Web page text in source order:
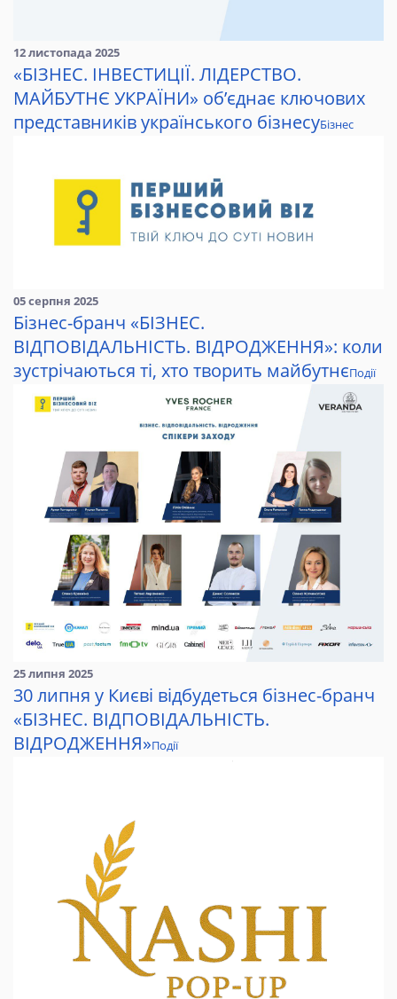
12 листопада 2025
«БІЗНЕС. ІНВЕСТИЦІЇ. ЛІДЕРСТВО.
МАЙБУТНЄ УКРАЇНИ» об’єднає ключових
представників українського бізнесуБізнес
05 серпня 2025
Бізнес-бранч «БІЗНЕС.
ВІДПОВІДАЛЬНІСТЬ. ВІДРОДЖЕННЯ»: коли
зустрічаються ті, хто творить майбутнєПодії
25 липня 2025
30 липня у Києві відбудеться бізнес-бранч
«БІЗНЕС. ВІДПОВІДАЛЬНІСТЬ.
ВІДРОДЖЕННЯ»Події